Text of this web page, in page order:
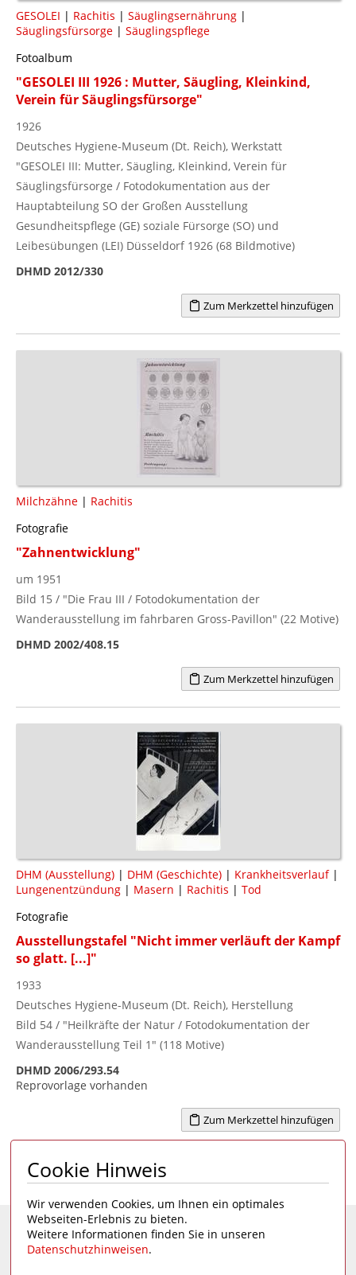
GESOLEI | Rachitis | Säuglingsernährung |
Säuglingsfürsorge | Säuglingspflege
Fotoalbum
"GESOLEI III 1926 : Mutter, Säugling, Kleinkind,
Verein für Säuglingsfürsorge"
1926
Deutsches Hygiene-Museum (Dt. Reich), Werkstatt
"GESOLEI III: Mutter, Säugling, Kleinkind, Verein für
Säuglingsfürsorge / Fotodokumentation aus der
Hauptabteilung SO der Großen Ausstellung
Gesundheitspflege (GE) soziale Fürsorge (SO) und
Leibesübungen (LEI) Düsseldorf 1926 (68 Bildmotive)
DHMD 2012/330
Zum Merkzettel hinzufügen
Milchzähne | Rachitis
Fotografie
"Zahnentwicklung"
um 1951
Bild 15 / "Die Frau III / Fotodokumentation der
Wanderausstellung im fahrbaren Gross-Pavillon" (22 Motive)
DHMD 2002/408.15
Zum Merkzettel hinzufügen
DHM (Ausstellung) | DHM (Geschichte) | Krankheitsverlauf|
Lungenentzündung | Masern | Rachitis | Tod
Fotografie
Ausstellungstafel "Nicht immer verläuft der Kampf
so glatt. [...]"
1933
Deutsches Hygiene-Museum (Dt. Reich), Herstellung
Bild 54 / "Heilkräfte der Natur / Fotodokumentation der
Wanderausstellung Teil 1" (118 Motive)
DHMD 2006/293.54
Reprovorlage vorhanden
Zum Merkzettel hinzufügen
Seite 1 von 8 1 2 3 4 ... 8 >
Eine Seite desDeutschen Hygiene-Museums
Cookie Hinweis
Wir verwenden Cookies, um Ihnen ein optimales
Webseiten-Erlebnis zu bieten.
Weitere Informationen finden Sie in unseren
Datenschutzhinweisen.